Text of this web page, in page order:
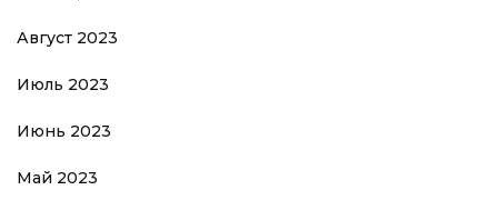
Август 2023
Июль 2023
Июнь 2023
Май 2023